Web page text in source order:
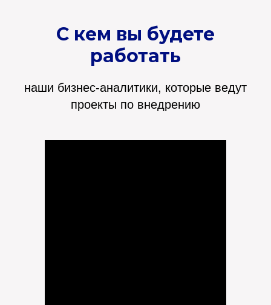
С кем вы будете
работать
наши бизнес-аналитики, которые ведут
проекты по внедрению